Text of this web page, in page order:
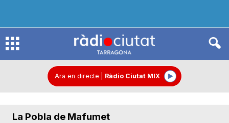
R
Ara en directe Ràdio Ciutat MIX
La Pobla de Mafumet